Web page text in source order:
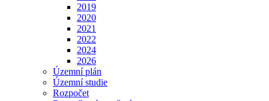
2019
2020
2021
2022
2024
2026
Územní plán
Územní studie
Rozpočet